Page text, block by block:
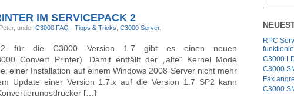
IM SERVICEPACK 2
under C3000 FAQ - Tipps & Tricks C3000 Server.
2 für die C3000 Version 1.7 gibt es einen neuen
Convert Printer). Damit entfällt der „alte“ Kernel Mode
einer Installation auf einem Windows 2008 Server nicht mehr
Update einer Version 1.7.x auf die Version 1.7 SP2 kann
[…]
RPC
C3000
C3000
Fax
C3000